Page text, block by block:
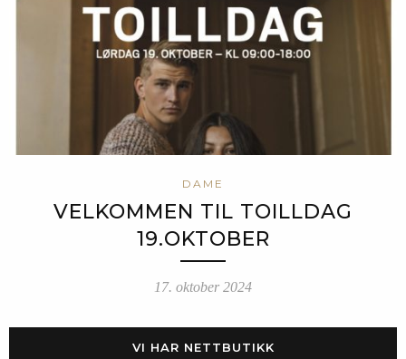
DAME
VELKOMMEN TIL TOILLDAG
19.OKTOBER
17. oktober 2024
VI HAR NETTBUTIKK